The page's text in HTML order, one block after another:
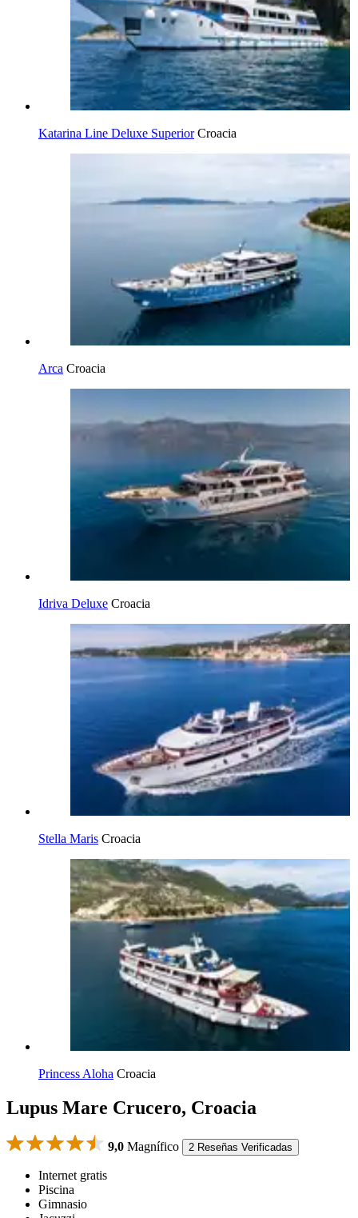
Katarina Line Deluxe Superior Croacia
Arca Croacia
Idriva Deluxe Croacia
Stella Maris Croacia
Princess Aloha Croacia
Lupus Mare Crucero, Croacia
9,0 Magnífico 2 Reseñas Verificadas
Internet gratis
Piscina
Gimnasio